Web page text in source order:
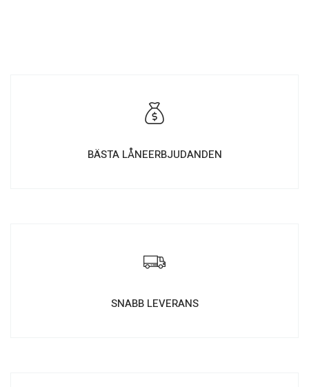
BÄSTA LÅNEERBJUDANDEN
SNABB LEVERANS